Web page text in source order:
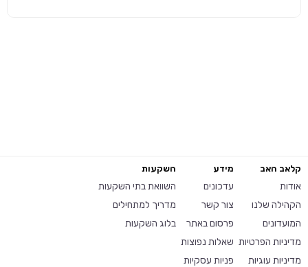
קלאב האב
אודות
הקהילה שלנו
המועדונים
מדיניות הפרטיות
מדיניות עוגיות
מידע
עדכונים
צור קשר
פרסום באתר
שאלות נפוצות
פניות עסקיות
השקעות
השוואת בתי השקעות
מדריך למתחילים
בלוג השקעות